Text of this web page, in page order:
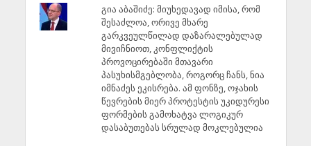
გია აბაშიძე: მიუხედავად იმისა, რომ
შესაძლოა, ორივე მხარე
გარკვეულწილად დაზარალებულად
მივიჩნიოთ, კონფლიქტის
პროვოცირებაში მთავარი
პასუხისმგებლობა, როგორც ჩანს, ნია
იმნაძეს ეკისრება. ამ ფონზე, ოჯახის
წევრების მიერ პროტესტის უკიდურესი
ფორმების გამოხატვა ლოგიკურ
დასაბუთებას სრულად მოკლებულია